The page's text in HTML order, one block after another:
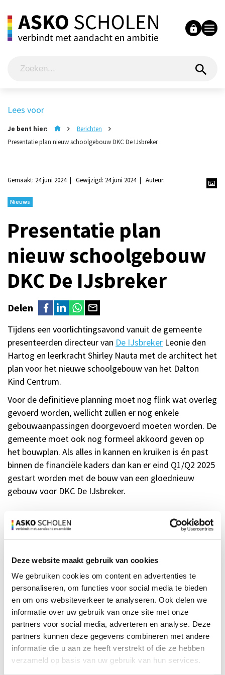
Deze website maakt gebruik van cookies
We gebruiken cookies om content en advertenties te
personaliseren, om functies voor social media te bieden
en om ons websiteverkeer te analyseren. Ook delen we
informatie over uw gebruik van onze site met onze
partners voor social media, adverteren en analyse. Deze
partners kunnen deze gegevens combineren met andere
informatie die u aan ze heeft verstrekt of die ze hebben
verzameld op basis van uw gebruik van hun services.
Lees voor
Je bent hier:
Berichten
Presentatie plan nieuw schoolgebouw DKC De IJsbreker
Gemaakt: 24 juni 2024 Gewijzigd: 24 juni 2024 Auteur:
Nieuws
Presentatie plan
nieuw schoolgebouw
DKC De IJsbreker
Delen
Tijdens een voorlichtingsavond vanuit de gemeente
presenteerden directeur van De IJsbreker Leonie den
Hartog en leerkracht Shirley Nauta met de architect het
plan voor het nieuwe schoolgebouw van het Dalton
Kind Centrum.
Voor de definitieve planning moet nog flink wat overleg
gevoerd worden, wellicht zullen er nog enkele
gebouwaanpassingen doorgevoerd moeten worden. De
gemeente moet ook nog formeel akkoord geven op
het bouwplan. Als alles in kannen en kruiken is én past
binnen de financiële kaders dan kan er eind Q1/Q2 2025
gestart worden met de bouw van een gloednieuw
gebouw voor DKC De IJsbreker.